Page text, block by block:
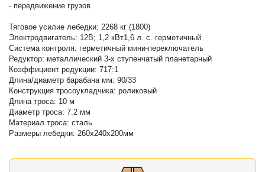
- передвижение грузов
Тяговое усилие лебедки: 2268 кг (1800)
Электродвигатель: 12В; 1,2 кВт1,6 л. с. герметичный
Система контроля: герметичный мини-переключатель
Редуктор: металлический 3-х ступенчатый планетарный
Коэффициент редукции: 717:1
Длина/диаметр барабана мм: 90/33
Конструкция тросоукладчика: роликовый
Длина троса: 10 м
Диаметр троса: 7.2 мм
Материал троса: сталь
Размеры лебедки: 260х240х200мм